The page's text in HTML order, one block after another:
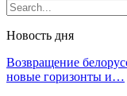
Новость дня
Возвращение
новые горизонты и…